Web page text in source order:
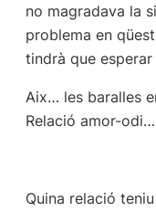
no magradava la
problema en
tindrà que
Aix… les baralles
Relació amor-
Quina relació